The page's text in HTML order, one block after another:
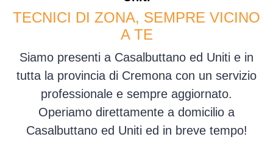
TECNICI DI ZONA, SEMPRE VICINO
A TE
Siamo presenti a Casalbuttano ed Uniti e in
tutta la provincia di Cremona con un servizio
professionale e sempre aggiornato.
Operiamo direttamente a domicilio a
Casalbuttano ed Uniti ed in breve tempo!